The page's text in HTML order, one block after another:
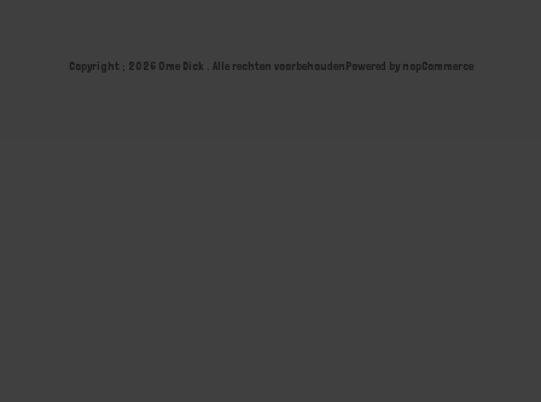
Copyright ; 2026 Ome Dick . Alle rechten voorbehoudenPowered by nopCommerce